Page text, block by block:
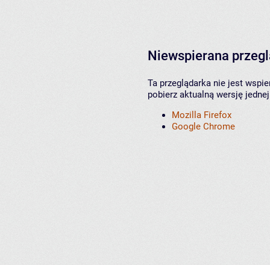
Niewspierana
Ta przeglądarka nie jest
pobierz aktualną wersję
Mozilla Firefox
Google Chrome